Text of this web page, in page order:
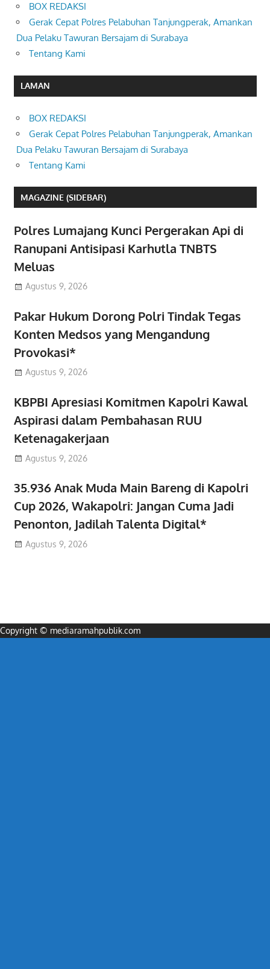
BOX REDAKSI
Gerak Cepat Polres Pelabuhan Tanjungperak, Amankan
Dua Pelaku Tawuran Bersajam di Surabaya
Tentang Kami
LAMAN
BOX REDAKSI
Gerak Cepat Polres Pelabuhan Tanjungperak, Amankan
Dua Pelaku Tawuran Bersajam di Surabaya
Tentang Kami
MAGAZINE (SIDEBAR)
Polres Lumajang Kunci Pergerakan Api di
Ranupani Antisipasi Karhutla TNBTS
Meluas
Agustus 9, 2026
Pakar Hukum Dorong Polri Tindak Tegas
Konten Medsos yang Mengandung
Provokasi*
Agustus 9, 2026
KBPBI Apresiasi Komitmen Kapolri Kawal
Aspirasi dalam Pembahasan RUU
Ketenagakerjaan
Agustus 9, 2026
35.936 Anak Muda Main Bareng di Kapolri
Cup 2026, Wakapolri: Jangan Cuma Jadi
Penonton, Jadilah Talenta Digital*
Agustus 9, 2026
Copyright © mediaramahpublik.com